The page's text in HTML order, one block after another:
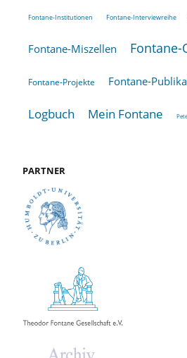
Fontane-Institutionen Fontane-Interviewreihe
Fontane-Miszellen Fontane-
Fontane-Projekte Fontane-
Logbuch Mein Fontane
PARTNER